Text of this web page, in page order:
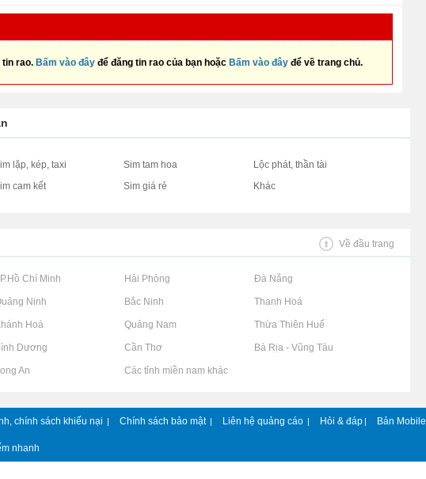
tin rao. Bấm vào đây để đăng tin rao của bạn hoặc Bấm vào đây để về trang chủ.
lặp, kép, taxi Sim tam hoa
Lộc phát, thần tài
cam kết Sim giá rẻ Khác
Về đầu trang
Chí Minh Rao vặt tại Hải Phòng Rao vặt tại Đà Nẵng
Ninh Rao vặt tại Bắc Ninh Rao vặt tại Thanh Hoá
Hoà Rao vặt tại Quảng Nam Rao vặt tại Thừa Thiên Huế
Dương Rao vặt tại Cần Thơ Rao vặt tại Bà Rịa - Vũng Tàu
An Rao vặt tại Các tỉnh miền nam khác
chính sách khiếu nại | Chính sách bảo mật | Liên hệ quảng cáo | Hỏi & đáp | Bản Mobile
nhanh